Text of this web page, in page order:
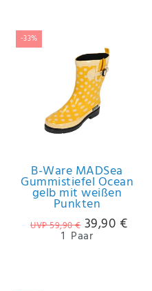
-33%
B-Ware MADSea
Gummistiefel Ocean
gelb mit weißen
Punkten
UVP 59,90 € 39,90 €
1 Paar